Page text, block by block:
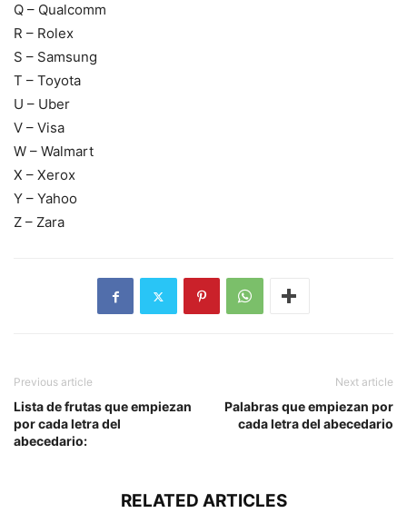
Q – Qualcomm
R – Rolex
S – Samsung
T – Toyota
U – Uber
V – Visa
W – Walmart
X – Xerox
Y – Yahoo
Z – Zara
Previous article
Lista de frutas que empiezan
por cada letra del
abecedario:
Next article
Palabras que empiezan por
cada letra del abecedario
RELATED ARTICLES